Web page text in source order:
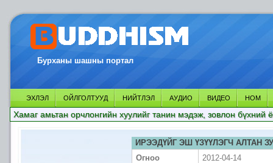
Бурханы шашны портал
ЭХЛЭЛ ОЙЛГОЛТУУД НИЙТЛЭЛ АУДИО ВИДЕО НОМ
Хамаг амьтан орчлонгийн хуулийг танин мэдэж, зовлон бүхний
ИРЭЭДҮЙГ ЭШ ҮЗҮҮЛЭГЧ АЛТАН
Огноо
2012-04-14